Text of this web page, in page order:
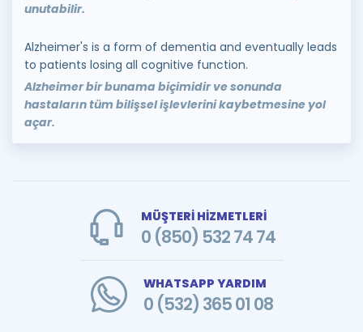
unutabilir.
Alzheimer's is a form of dementia and eventually leads
to patients losing all cognitive function.
Alzheimer bir bunama biçimidir ve sonunda
hastaların tüm bilişsel işlevlerini kaybetmesine yol
açar.
MÜŞTERİ HİZMETLERİ
0 (850) 532 74 74
WHATSAPP YARDIM
0 (532) 365 01 08